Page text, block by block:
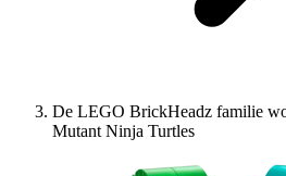
De LEGO BrickHeadz familie
Mutant Ninja Turtles